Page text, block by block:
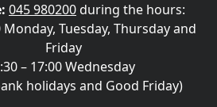
045 980200during the hours:
Monday, Tuesday, Thursday and
Friday
– 17:00 Wednesday
holidays and Good Friday)